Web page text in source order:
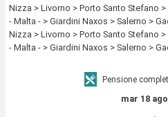
Nizza > Livorno > Porto Santo Stefano
- Malta - > Giardini Naxos > Salerno >
Nizza > Livorno > Porto Santo Stefano
- Malta - > Giardini Naxos > Salerno >
Pensione
mar 18